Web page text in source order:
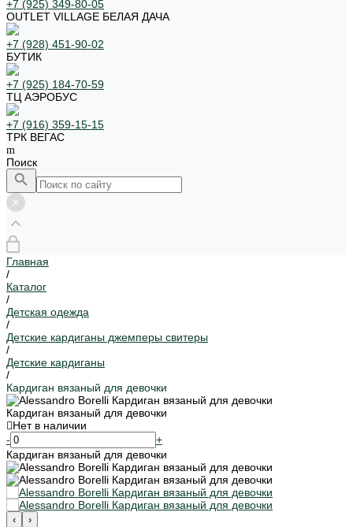
+7 (925) 349-80-05
OUTLET VILLAGE БЕЛАЯ ДАЧА
+7 (928) 451-90-02
БУТИК
+7 (925) 184-70-59
ТЦ АЭРОБУС
+7 (916) 359-15-15
ТРК ВЕГАС
Поиск
Главная
/
Каталог
/
Детская одежда
/
Детские кардиганы джемперы свитеры
/
Детские кардиганы
/
Кардиган вязаный для девочки
Кардиган вязаный для девочки
Нет в наличии
-
+
Кардиган вязаный для девочки
‹ ›